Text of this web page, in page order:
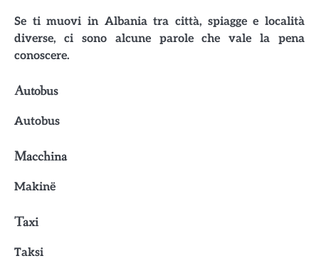
Se ti muovi in Albania tra città, spiagge e località
diverse, ci sono alcune parole che vale la pena
conoscere.
Autobus
Autobus
Macchina
Makinë
Taxi
Taksi